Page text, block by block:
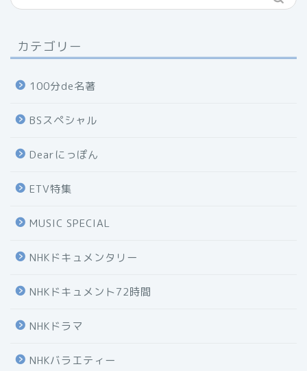
カテゴリー
100分de名著
BSスペシャル
Dearにっぽん
ETV特集
MUSIC SPECIAL
NHKドキュメンタリー
NHKドキュメント72時間
NHKドラマ
NHKバラエティー